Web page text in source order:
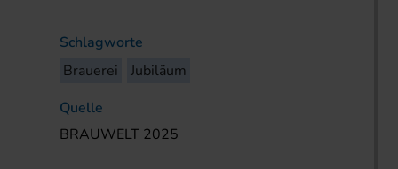
Schlagworte
Brauerei
Jubiläum
Quelle
BRAUWELT 2025